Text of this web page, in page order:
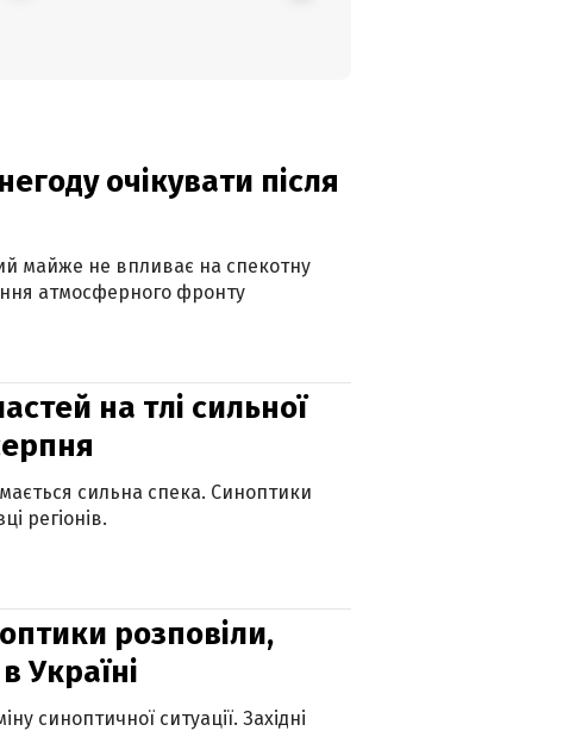
очікувати після
майже не впливає на спекотну
атмосферного фронту
на тлі сильної
сильна спека. Синоптики
регіонів.
розповіли,
Україні
синоптичної ситуації. Західні